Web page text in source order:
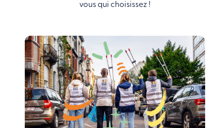
vous qui choisissez !